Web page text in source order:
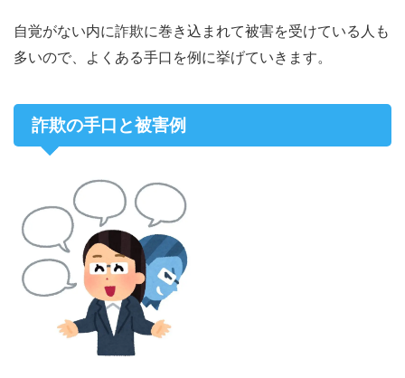
自覚がない内に詐欺に巻き込まれて被害を受けている人も
多いので、よくある手口を例に挙げていきます。
詐欺の手口と被害例